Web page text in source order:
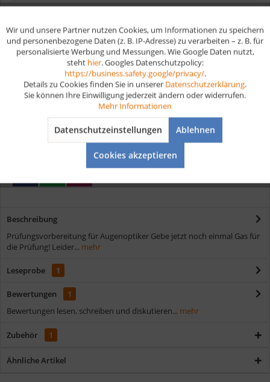
Artikel-Nr.:
137T1
EAN
9783961591336
Vorteile
Kostenloser Versand ab € 35,- Bestellwert
Schnelle Lieferung
Verschiedene Zahlungsmöglichkeiten
Beschreibung
Prüfungsvorbereitung für Augenoptiker Gebe jetzt noch einmal Gas für
die Prüfung! Leider... mehr
Leseprobe 1
Bewertungen
1
Bewertungen lesen, schreiben und diskutieren... mehr
Zubehör 1
Ähnliche Artikel
Funktionale Aktiv
Aktiv
Wir und unsere Partner nutzen Cookies, um Informationen zu speichern
und personenbezogene Daten (z. B. IP-Adresse) zu verarbeiten – z. B. für
personalisierte Werbung und Messungen. Wie Google Daten nutzt,
steht hier. Googles Datenschutzpolicy:
https://business.safety.google/privacy/.
Details zu Cookies finden Sie in unserer Datenschutzerklärung.
Sie können Ihre Einwilligung jederzeit ändern oder widerrufen.
Mehr Informationen
Datenschutzeinstellungen Ablehnen
Cookies akzeptieren